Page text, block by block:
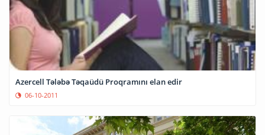
Azercell Tələbə Təqaüdü Proqramını elan edir
06-10-2011